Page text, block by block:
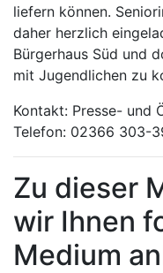
liefern können.
daher herzlich
Bürgerhaus Süd und
mit Jugendlichen zu
Kontakt: Presse- und
Telefon: 02366 303-
Zu dieser
wir Ihnen
Medium